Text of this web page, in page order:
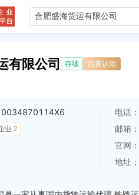
有限公司 存续 我要认领
业 2
电话：
邮箱：
官网：
地址：